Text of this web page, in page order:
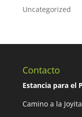
Uncategorized
Contacto
Estancia para el
Camino a la